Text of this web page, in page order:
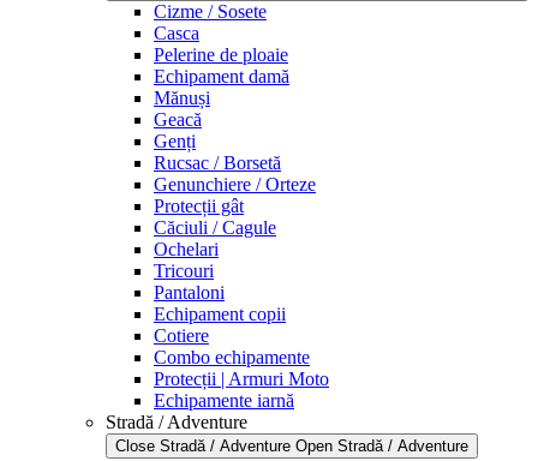
Cizme / Sosete
Casca
Pelerine de ploaie
Echipament damă
Mănuși
Geacă
Genți
Rucsac / Borsetă
Genunchiere / Orteze
Protecții gât
Căciuli / Cagule
Ochelari
Tricouri
Pantaloni
Echipament copii
Cotiere
Combo echipamente
Protecții | Armuri Moto
Echipamente iarnă
Stradă / Adventure
Close Stradă / Adventure Open Stradă / Adventure